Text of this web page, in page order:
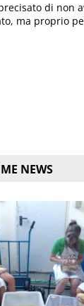
di non
ma proprio
NEWS